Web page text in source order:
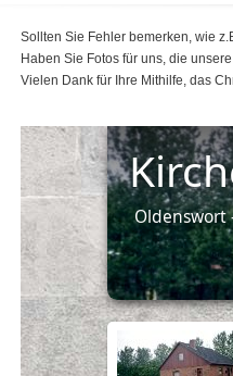
Sollten Sie Fehler bemerken, wie
Haben Sie Fotos für uns, die
Vielen Dank für Ihre Mithilfe, das